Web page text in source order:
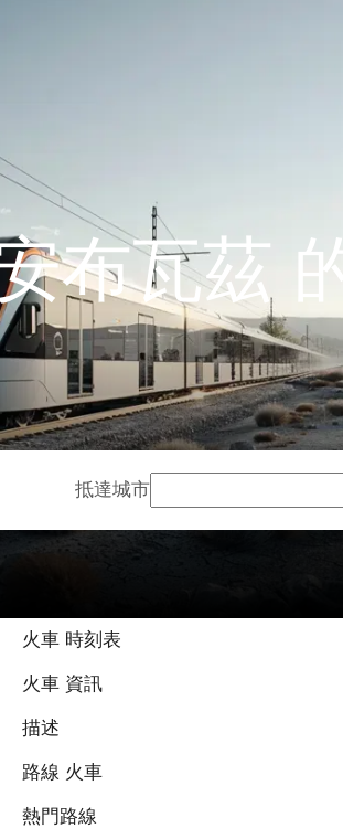
布瓦茲
抵達城市
火車 時刻表
火車 資訊
描述
路線 火車
熱門路線